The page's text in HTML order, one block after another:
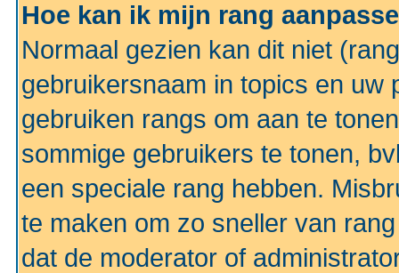
Hoe kan ik mijn rang
Normaal gezien kan dit niet
gebruikersnaam in topics en uw
gebruiken rangs om aan te
sommige gebruikers te tonen,
een speciale rang hebben.
te maken om zo sneller van
dat de moderator of